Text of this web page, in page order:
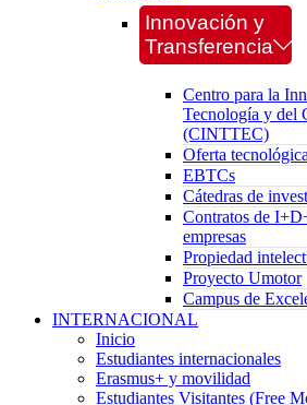
Innovación y
Transferencia
Centro para la
Tecnología y del
(CINTTEC)
Oferta tecnológica
EBTCs
Cátedras de
Contratos de
empresas
Propiedad
Proyecto Umotor
Campus de
INTERNACIONAL
Inicio
Estudiantes internacionales
Erasmus+ y movilidad
Estudiantes Visitantes (Free